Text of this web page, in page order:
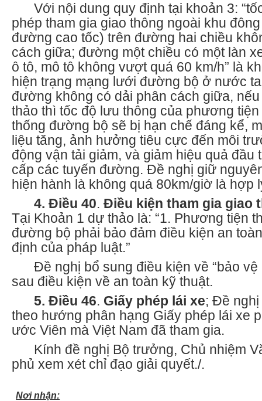
Với nội dung quy định tại khoản 3:
phép tham gia giao thông ngoài khu
đường cao tốc) trên đường hai chiều
cách giữa; đường một chiều có một làn
ô tô, mô tô không vượt quá 60 km/h” là
hiện trạng mạng lưới đường bộ ở nước
đường không có dải phân cách giữa,
thảo thì tốc độ lưu thông của phương
thống đường bộ sẽ bị hạn chế đáng kể,
liệu tăng, ảnh hưởng tiêu cực đến môi
động vận tải giảm, và giảm hiệu quả đầu
cấp các tuyến đường. Đề nghị giữ
hiện hành là không quá 80km/giờ là hợp
4. Điều 40. Điều kiện tham gia giao
Tại Khoản 1 dự thảo là: “1. Phương tiện
đường bộ phải bảo đảm điều kiện an
định của pháp luật.”
Đề nghị bổ sung điều kiện về “bảo
sau điều kiện về an toàn kỹ thuật.
5. Điều 46. Giấy phép lái xe; Đề
theo hướng phân hạng Giấy phép lái xe
ước Viên mà Việt Nam đã tham gia.
Kính đề nghị Bộ trưởng, Chủ nhiệm
phủ xem xét chỉ đạo giải quyết./.
Nơi nhận: